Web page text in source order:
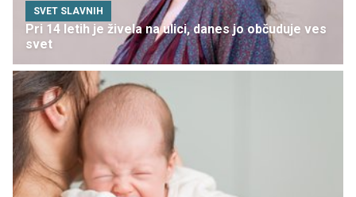
SVET SLAVNIH
Pri 14 letih je živela na ulici, danes jo občuduje ves
svet